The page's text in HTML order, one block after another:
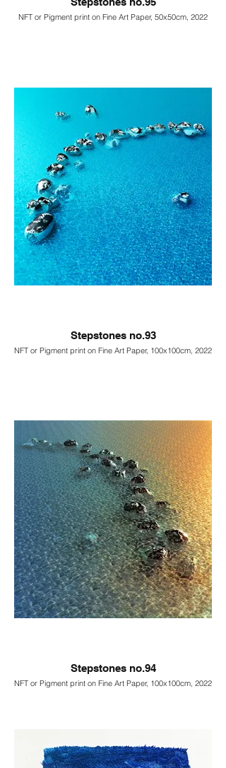
NFT or Pigment print on Fine Art Paper, 50x50cm, 2022
Stepstones no.93
NFT or Pigment print on Fine Art Paper, 100x100cm, 2022
Stepstones no.94
NFT or Pigment print on Fine Art Paper, 100x100cm, 2022